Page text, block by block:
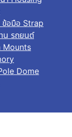
ข้อมือ Strap
น รถยนต์
Mounts
Dome